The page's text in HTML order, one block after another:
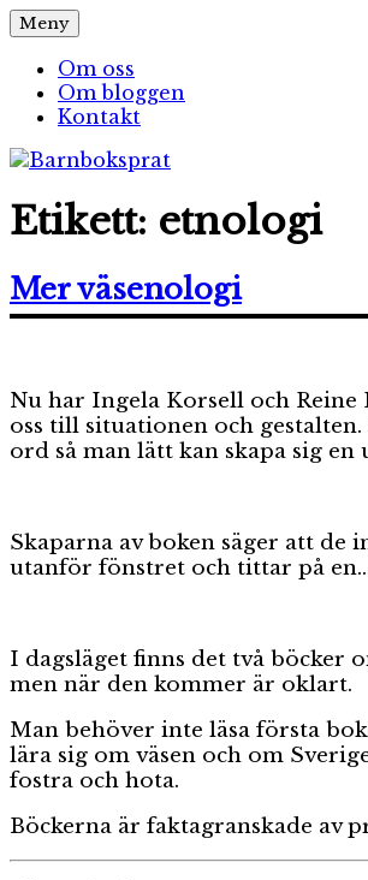
Hoppa
till
innehåll
Barnboksprat
– en blogg om barnböcker
Meny
Om oss
Om bloggen
Kontakt
Etikett: etnologi
Mer väsenologi
Nu har Ingela Korsell och Reine
oss till situationen och
ord så man lätt kan skapa sig en
Skaparna av boken säger att de
utanför fönstret och tittar på
I dagsläget finns det två böcker
men när den kommer är oklart.
Man behöver inte läsa första
lära sig om väsen och om
fostra och hota.
Böckerna är faktagranskade av